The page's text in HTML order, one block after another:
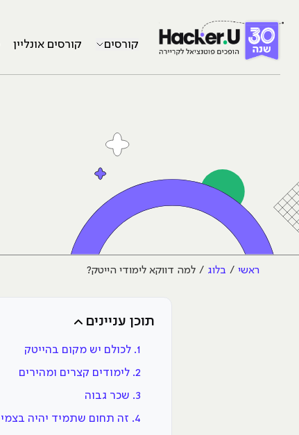
קורסים קורסים אונליין
ראשי בלוג למה דווקא לימודי הייטק?
תוכן עניינים
1. לכולם יש מקום בהייטק
2. לימודים קצרים ומהירים
3. שכר גבוה
4. זה תחום שתמיד יהיה בצמיחה